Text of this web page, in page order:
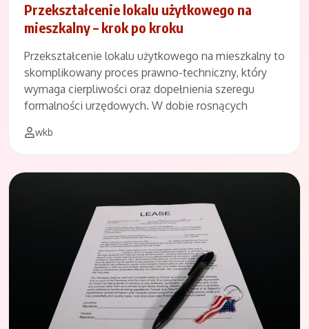
Przekształcenie lokalu użytkowego na
mieszkalny – krok po kroku
Przekształcenie lokalu użytkowego na mieszkalny to
skomplikowany proces prawno-techniczny, który
wymaga cierpliwości oraz dopełnienia szeregu
formalności urzędowych. W dobie rosnących
wkb